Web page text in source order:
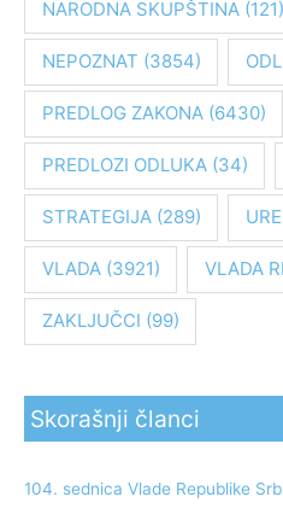
NARODNA SKUPŠTINA(121)
NEPOZNAT (3854)
PREDLOG ZAKONA(6430)
PREDLOZI ODLUKA(34)
STRATEGIJA(289)
VLADA(3921) VLADA
ZAKLJUČCI (99)
Skorašnji članci
104. sednica Vlade Republike